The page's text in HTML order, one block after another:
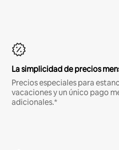
La simplicidad de precios
Precios especiales para
vacaciones y un único pago
adicionales.*